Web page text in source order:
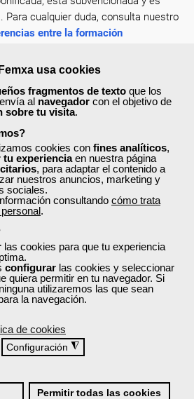
usa cookies
fragmentos de texto que los
al navegador con el objetivo de
sobre tu visita.
cookies con fines analíticos,
tu experienciaen nuestra página
, para adaptar el contenido a
nuestros anuncios, marketing y
sociales.
consultando cómo trata
.
las cookies para que tu experiencia
configurar las cookies y seleccionar
quiera permitir en tu navegador. Si
utilizaremos las que sean
la navegación.
de cookies
Configuración ◮
Permitir todas las cookies
cualquier duda, consulta nuestro
entre la formación
en la web con tus datos
encontrarás más rápido los cursos
y solicitar plaza en un clic.
solicita tu plaza y mejora como
el curso que estás
buscando?
formativa completay
gratuitos que te ayudarán a
profesional o mejorar tu
todos los cursos